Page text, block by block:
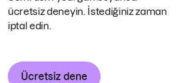
ücretsiz deneyin. İstediğiniz zaman
iptal edin.
Ücretsiz dene